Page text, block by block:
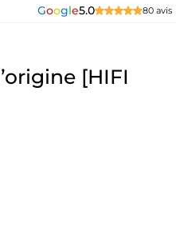
Google5.0 80 avis
[HIFI